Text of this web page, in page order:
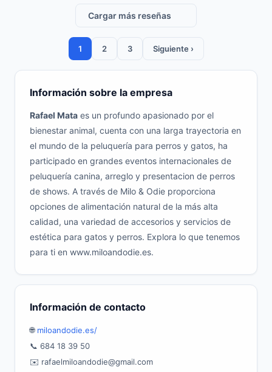
Cargar más reseñas
1 2 3 Siguiente ›
Información sobre la empresa
Rafael Mata es un profundo apasionado por el
bienestar animal, cuenta con una larga trayectoria en
el mundo de la peluquería para perros y gatos, ha
participado en grandes eventos internacionales de
peluquería canina, arreglo y presentacion de perros
de shows. A través de Milo & Odie proporciona
opciones de alimentación natural de la más alta
calidad, una variedad de accesorios y servicios de
estética para gatos y perros. Explora lo que tenemos
para ti en www.miloandodie.es.
Información de contacto
🌐 miloandodie.es/
📞 684 18 39 50
✉️ rafaelmiloandodie@gmail.com